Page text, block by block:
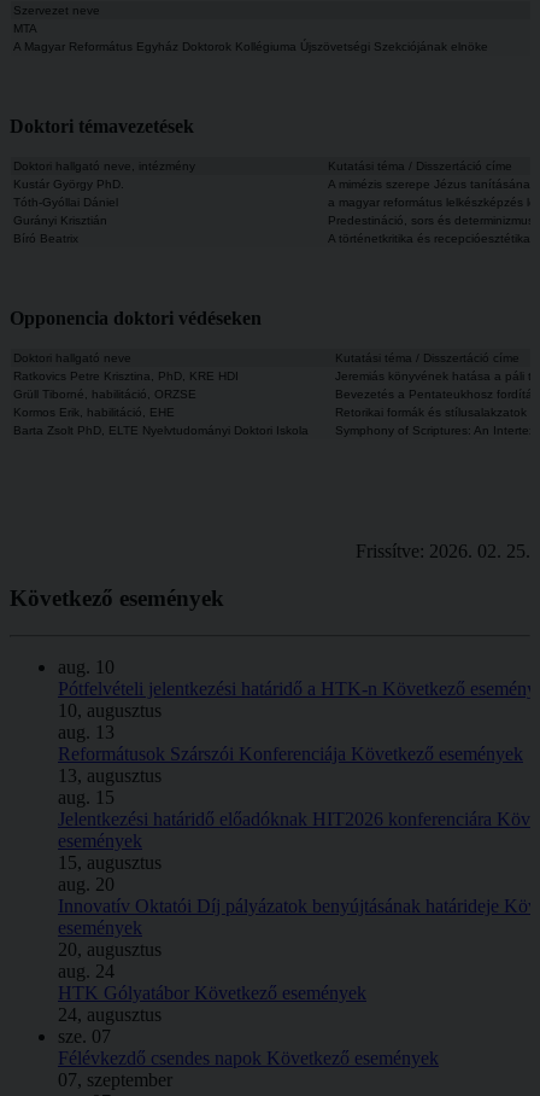
Szervezet neve
MTA
A Magyar Református Egyház Doktorok Kollégiuma Újszövetségi Szekciójának elnöke
Doktori témavezetések
Doktori hallgató neve, intézmény
Kutatási téma / Disszertáció címe
Kustár György PhD.
A mimézis szerepe Jézus
Tóth-Gyóllai Dániel
a magyar református lelkészképzés
Gurányi Krisztián
Predestináció, sors és
Bíró Beatrix
A történetkritika és recepcióesztétika
Opponencia doktori védéseken
Doktori hallgató neve
Kutatási téma / Disszertáció címe
Ratkovics Petre Krisztina, PhD, KRE HDI
Jeremiás könyvének hatása a páli
Grüll Tiborné, habilitáció, ORZSE
Bevezetés a Pentateukhosz
Kormos Erik, habilitáció, EHE
Retorikai formák és stílusalakzatok
Barta Zsolt PhD, ELTE Nyelvtudományi Doktori Iskola
Symphony of Scriptures: An
Frissítve: 2026. 02. 25.
Következő események
aug. 10
Pótfelvételi jelentkezési határidő a HTK-n Következő
10, augusztus
aug. 13
Reformátusok Szárszói Konferenciája Következő események
13, augusztus
aug. 15
Jelentkezési határidő előadóknak HIT2026 konferenciára
események
15, augusztus
aug. 20
Innovatív Oktatói Díj pályázatok benyújtásának határideje
események
20, augusztus
aug. 24
HTK Gólyatábor Következő események
24, augusztus
sze. 07
Félévkezdő csendes napok Következő események
07, szeptember